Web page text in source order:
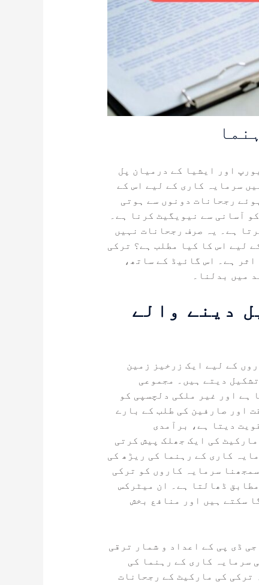
اور ایشیا کے درمیان پل
سرمایہ کاری کے لیے اس کے
رجحانات دونوں سے ہوتی
آسانی سے نیویگیٹ کرنا ہے۔
ہے۔ یہ صرف رجحانات نہیں
لیے اس کا کیا مطلب ہے؟ ترکی
ہے۔ اس گائیڈ کے ساتھ،
میں بدلنا۔
دینے والے
کے لیے ایک زرخیز زمین
دیتے ہیں۔ مجموعی
ہے اور غیر ملکی دلچسپی کو
اور صارفین کی طلب کے بارے
دیتا ہے، برآمدی
کی ایک جھلک پیش کرتی
کاری کے رہنما کی ریڑھ کی
سرمایہ کاروں کو ترکی
ڈھالتا ہے۔ ان میٹرکس
سکتے ہیں اور منافع بخش
ڈی پی کے اعداد و شمار ترقی
سرمایہ کاری کے رہنما کی
ترکی کی مارکیٹ کے رجحانات